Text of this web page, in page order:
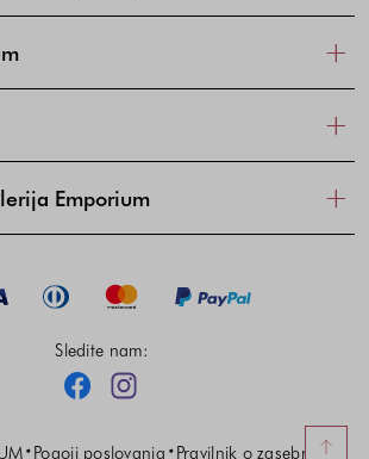
Emporium
Sledite nam:
FacebookInstagram
Pogoji poslovanja Pravilnik o zasebnosti